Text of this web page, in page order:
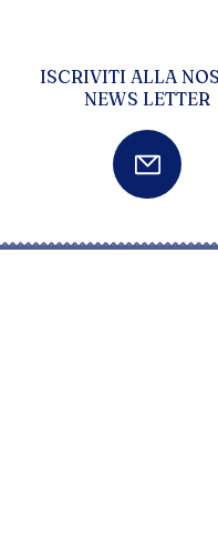
ISCRIVITI ALLA
NEWS LETTER